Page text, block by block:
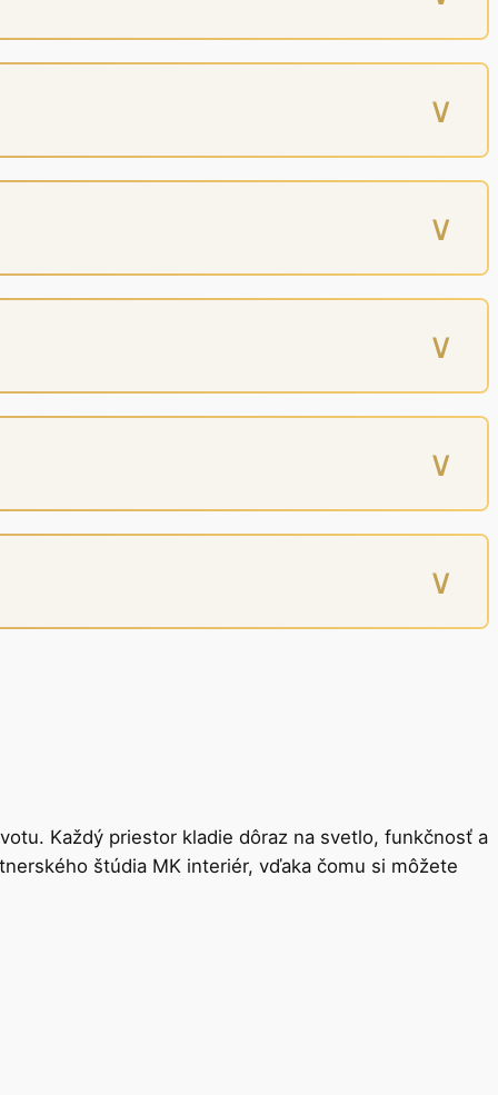
∨
∨
∨
∨
∨
Každý priestor kladie dôraz na svetlo, funkčnosť a
štúdia MK interiér, vďaka čomu si môžete